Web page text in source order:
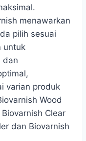
menawarkan
pilih sesuai
untuk
dan
varian produk
Wood
Clear
dan Biovarnish